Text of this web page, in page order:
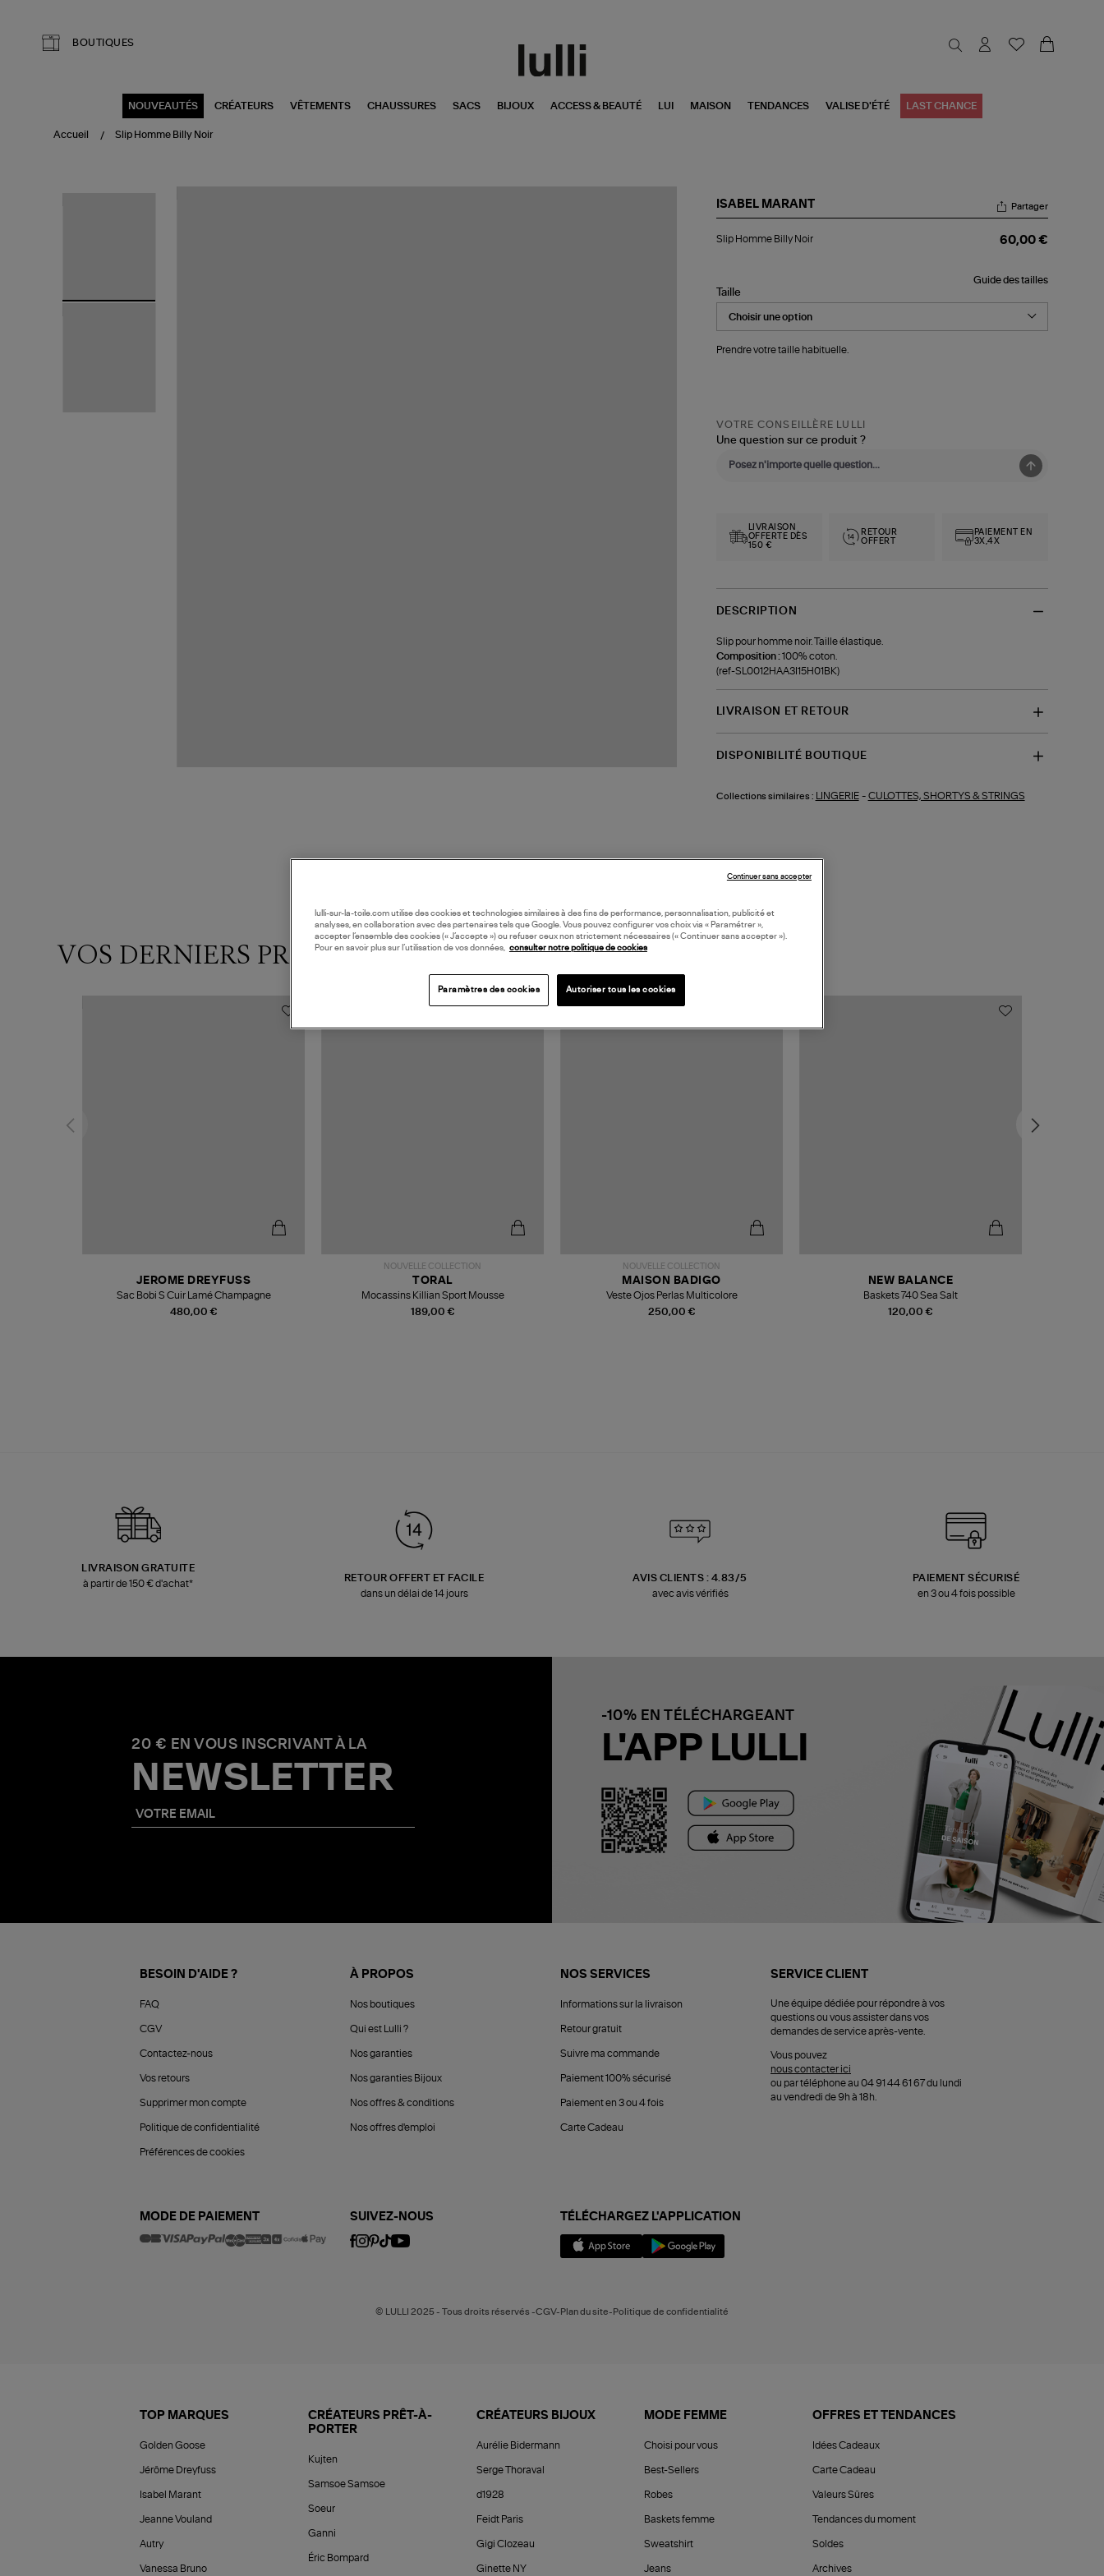
BOUTIQUES
NOUVEAUTÉS CRÉATEURS VÊTEMENTS CHAUSSURES SACS BIJOUX ACCESS & BEAUTÉ LUI MAISON TENDANCES VALISE D'ÉTÉ LAST CHANCE
Accueil Slip Homme Billy Noir
ISABEL MARANT
Homme
Partager
Slip Homme Billy Noir 60,00 €
Guide des tailles
Taille
Prendre votre taille habituelle.
VOTRE CONSEILLÈRE LULLI
Une question sur ce produit ?
LIVRAISON
OFFERTE DÈS
150 €
RETOUR
OFFERT
PAIEMENT EN
3X,4X
DESCRIPTION
Slip pour homme noir. Taille élastique.
Composition :100% coton.
(ref-SL0012HAA3I15H01BK)
LIVRAISON ET RETOUR
DISPONIBILITÉ BOUTIQUE
Collections similaires : LINGERIE- CULOTTES, SHORTYS & STRINGS
VOS DERNIERS PRODUITS VUS
480,00 €
JEROME DREYFUSS
Sac Bobi S Cuir Lamé Champagne
NOUVELLE COLLECTION
189,00 €
TORAL
Mocassins Killian Sport Mousse
NOUVELLE COLLECTION
250,00 €
MAISON BADIGO
Veste Ojos Perlas Multicolore
120,00 €
NEW BALANCE
Baskets 740 Sea Salt
LIVRAISON GRATUITE
à partir de 150 € d'achat*
RETOUR OFFERT ET FACILE
dans un délai de 14 jours
AVIS CLIENTS : 4.83/5
avec avis vérifiés
PAIEMENT SÉCURISÉ
en 3 ou 4 fois possible
20 € EN VOUS INSCRIVANT À LA
NEWSLETTER
-10% EN TÉLÉCHARGEANT
L'APP LULLI
BESOIN D'AIDE ?
FAQ
CGV
Contactez-nous
Vos retours
Supprimer mon compte
Politique de confidentialité
Préférences de cookies
À PROPOS
Nos boutiques
Qui est Lulli ?
Nos garanties
Nos garanties Bijoux
Nos offres & conditions
Nos offres d'emploi
NOS SERVICES
Informations sur la livraison
Retour gratuit
Suivre ma commande
Paiement 100% sécurisé
Paiement en 3 ou 4 fois
Carte Cadeau
SERVICE CLIENT
Une équipe dédiée pour répondre à vos
questions ou vous assister dans vos
demandes de service après-vente.
Vous pouvez
nous contacter ici
ou par téléphone au 04 91 44 61 67 du lundi
au vendredi de 9h à 18h.
MODE DE PAIEMENT SUIVEZ-NOUS TÉLÉCHARGEZ L'APPLICATION
© LULLI 2025 - Tous droits réservés -CGV-Plan du site-Politique de confidentialité
TOP MARQUES
Golden Goose
Jérôme Dreyfuss
Isabel Marant
Jeanne Vouland
Autry
Vanessa Bruno
CRÉATEURS PRÊT-À-
PORTER
Kujten
Samsoe Samsoe
Soeur
Ganni
Éric Bompard
CRÉATEURS BIJOUX
Aurélie Bidermann
Serge Thoraval
d1928
Feidt Paris
Gigi Clozeau
Ginette NY
MODE FEMME
Choisi pour vous
Best-Sellers
Robes
Baskets femme
Sweatshirt
Jeans
OFFRES ET TENDANCES
Idées Cadeaux
Carte Cadeau
Valeurs Sûres
Tendances du moment
Soldes
Archives
lulli-sur-la-toile.com utilise des cookies et technologies similaires à des fins de performance, personnalisation, publicité et
analyses, en collaboration avec des partenaires tels que Google. Vous pouvez configurer vos choix via « Paramétrer »,
accepter l’ensemble des cookies (« J’accepte ») ou refuser ceux non strictement nécessaires (« Continuer sans accepter »).
Pour en savoir plus sur l’utilisation de vos données,
consulter notre politique de cookies
Paramètres des cookies Autoriser tous les cookies
Continuer sans accepter